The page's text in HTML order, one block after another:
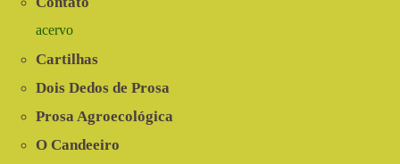
acervo
Cartilhas
Dois Dedos de Prosa
Prosa Agroecológica
O Candeeiro